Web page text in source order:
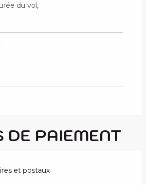
du vol,
DE PAIEMENT
et postaux